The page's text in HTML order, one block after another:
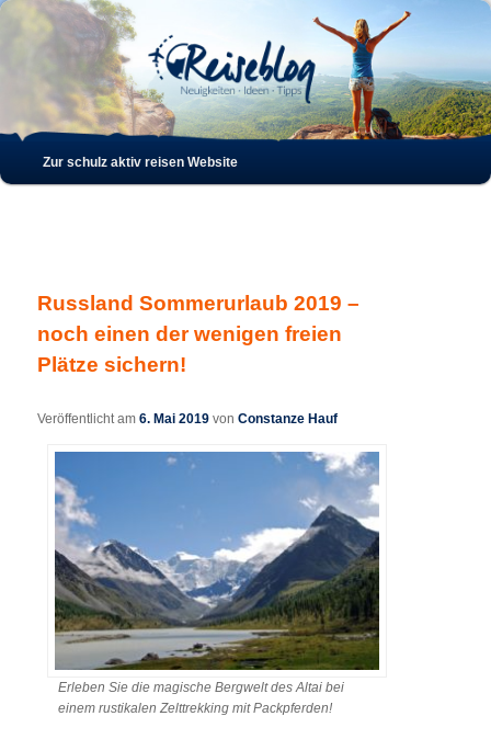
Hauptmenü
Zum
Zum
wechseln
Zur schulz aktiv reisen Website
Russland Sommerurlaub 2019 –
noch einen der wenigen freien
Plätze sichern!
Veröffentlicht am6. Mai 2019 vonConstanze Hauf
Erleben Sie die magische Bergwelt des Altai bei
einem rustikalen Zelttrekking mit Packpferden!